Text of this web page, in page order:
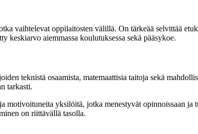
vaihtelevat oppilaitosten välillä. On tärkeää selvittää
keskiarvo aiemmassa koulutuksessa sekä pääsykoe.
teknistä osaamista, matemaattisia taitoja sekä
tarkasti.
yksilöitä, jotka menestyvät opinnoissaan ja
on riittävällä tasolla.